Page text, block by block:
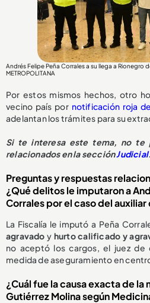
Andrés Felipe Peña Corrales a su llega a Rionegro
METROPOLITANA
Por estos mismos hechos, otro
vecino país por notificación roja
adelantan los trámites para su
Si te interesa este tema, no te
relacionados en la secciónJudicial.
Preguntas y respuestas
¿Qué delitos le imputaron a
Corrales por el caso del
La Fiscalía le imputó a Peña
agravado y hurto calificado y
no aceptó los cargos, el juez
medida de aseguramiento en
¿Cuál fue la causa exacta de
Gutiérrez Molina según